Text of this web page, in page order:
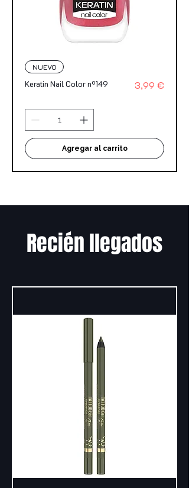
NUEVO
Keratin Nail Color nº149 Precio
3,99 €
Agregar al carrito
Recién llegados